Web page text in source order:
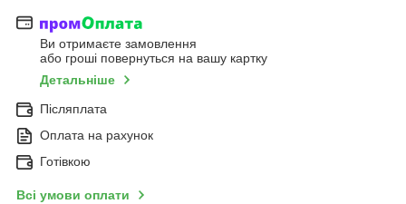
Ви отримаєте замовлення
або гроші повернуться на вашу картку
Детальніше
Післяплата
Оплата на рахунок
Готівкою
Всі умови оплати